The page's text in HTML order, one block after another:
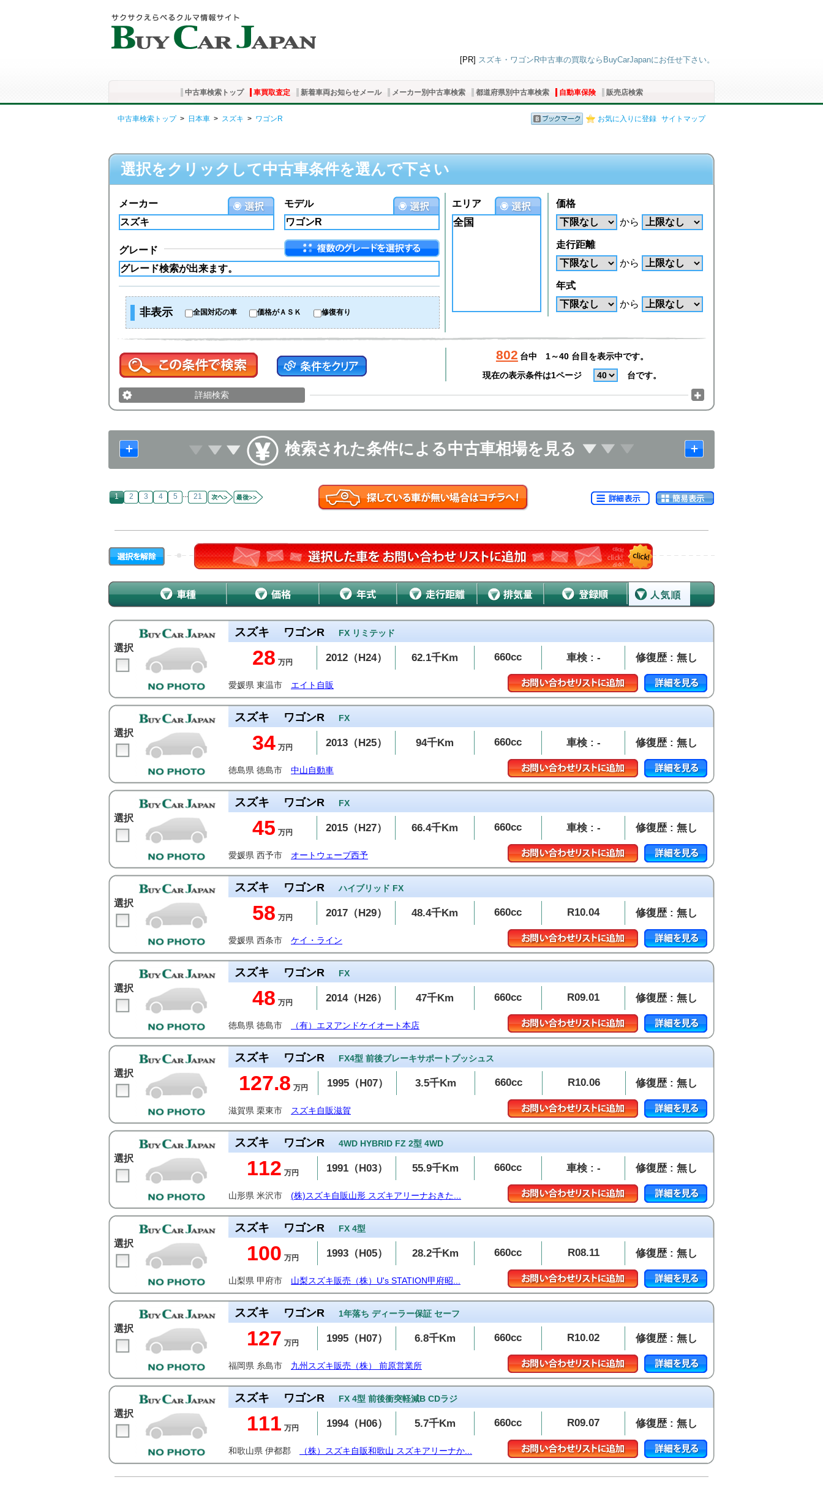
[PR] スズキ・ワゴンR中古車の買取ならBuyCarJapanにお任せ下さい。
中古車検索トップ 車買取査定 新着車両お知らせメール メーカー別中古車検索 都道府県別中古車検索 自動車保険 販売店検索
お気に入りに登録 サイトマップ
中古車検索トップ> 日本車 > スズキ > ワゴンR
選択をクリックして中古車条件を選んで下さい
モデル
メーカー
グレード
非表示 全国対応の車 価格がＡＳＫ 修復有り
エリア
全国
価格
から
走行距離
から
年式
から
802 台中
1～40 台目を表示中です。
現在の表示条件は1ページ
台です。
詳細検索
検索された条件による中古車相場を見る
1 2 3 4 5 ... 21
選択
スズキ ワゴンR FX リミテッド
28 万円 2012（H24） 62.1千Km 660cc 車検 : - 修復歴 : 無し
愛媛県 東温市 エイト自販
選択
スズキ ワゴンR FX
34 万円 2013（H25） 94千Km 660cc 車検 : - 修復歴 : 無し
徳島県 徳島市 中山自動車
選択
スズキ ワゴンR FX
45 万円 2015（H27） 66.4千Km 660cc 車検 : - 修復歴 : 無し
愛媛県 西予市 オートウェーブ西予
選択
スズキ ワゴンR ハイブリッド FX
58 万円 2017（H29） 48.4千Km 660cc R10.04 修復歴 : 無し
愛媛県 西条市 ケイ・ライン
選択
スズキ ワゴンR FX
48 万円 2014（H26） 47千Km 660cc R09.01 修復歴 : 無し
徳島県 徳島市 （有）エヌアンドケイオート本店
選択
スズキ ワゴンR FX4型 前後ブレーキサポートプッシュス
127.8 万円 1995（H07） 3.5千Km 660cc R10.06 修復歴 : 無し
滋賀県 栗東市 スズキ自販滋賀
選択
スズキ ワゴンR 4WD HYBRID FZ 2型 4WD
112 万円 1991（H03） 55.9千Km 660cc 車検 : - 修復歴 : 無し
山形県 米沢市 (株)スズキ自販山形 スズキアリーナおきた...
選択
スズキ ワゴンR FX 4型
100 万円 1993（H05） 28.2千Km 660cc R08.11 修復歴 : 無し
山梨県 甲府市 山梨スズキ販売（株）U's STATION甲府昭...
選択
スズキ ワゴンR 1年落ち ディーラー保証 セーフ
127 万円 1995（H07） 6.8千Km 660cc R10.02 修復歴 : 無し
福岡県 糸島市 九州スズキ販売（株） 前原営業所
選択
スズキ ワゴンR FX 4型 前後衝突軽減B CDラジ
111 万円 1994（H06） 5.7千Km 660cc R09.07 修復歴 : 無し
和歌山県 伊都郡 （株）スズキ自販和歌山 スズキアリーナか...